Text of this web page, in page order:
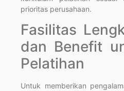
prioritas perusahaan.
Fasilitas
dan Benefit
Pelatihan
Untuk memberikan